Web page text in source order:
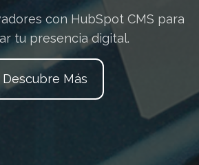
con HubSpot CMS para
tu presencia digital.
Descubre Más